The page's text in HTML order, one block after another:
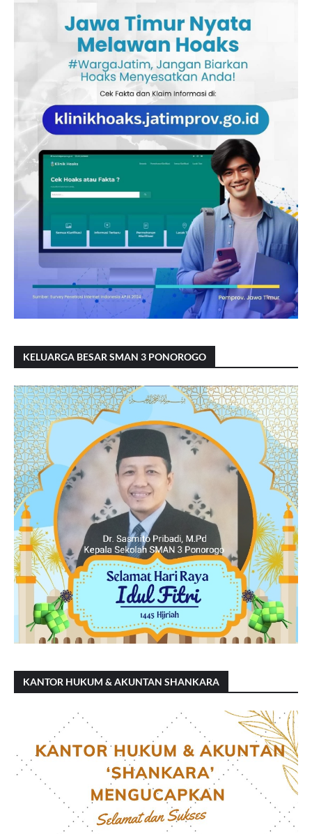
KELUARGA BESAR SMAN 3 PONOROGO
KANTOR HUKUM & AKUNTAN SHANKARA